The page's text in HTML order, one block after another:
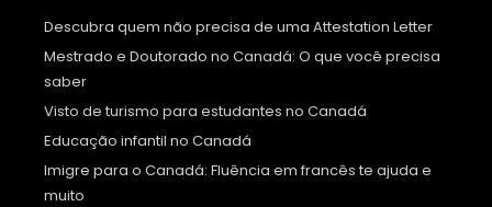
Descubra quem não precisa de uma Attestation Letter
Mestrado e Doutorado no Canadá: O que você precisa
saber
Visto de turismo para estudantes no Canadá
Educação infantil no Canadá
Imigre para o Canadá: Fluência em francês te ajuda e
muito